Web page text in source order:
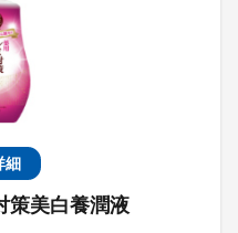
細
美白養潤液